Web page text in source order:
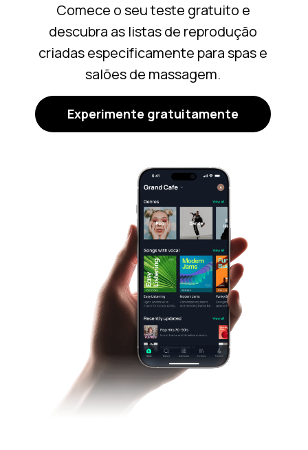
Comece o seu teste gratuito e
descubra as listas de reprodução
criadas especificamente para spas e
salões de massagem.
Experimente gratuitamente